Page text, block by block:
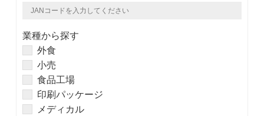
業種から探す
外食
小売
食品工場
印刷パッケージ
メディカル